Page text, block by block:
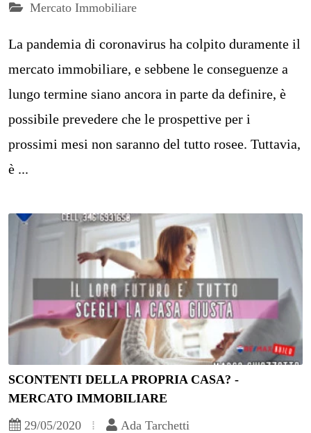
Mercato Immobiliare
La pandemia di coronavirus ha colpito duramente il
mercato immobiliare, e sebbene le conseguenze a
lungo termine siano ancora in parte da definire, è
possibile prevedere che le prospettive per i
prossimi mesi non saranno del tutto rosee. Tuttavia,
è ...
SCONTENTI DELLA PROPRIA CASA? -
MERCATO IMMOBILIARE
29/05/2020
Ada Tarchetti